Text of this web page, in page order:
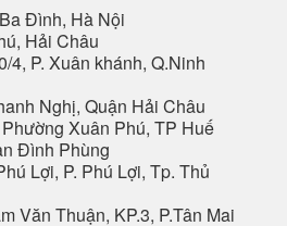
Đình, Hà Nội
Hải Châu
4, P. Xuân khánh, Q.Ninh
Nghị, Quận Hải Châu
Xuân Phú, TP Huế
Đình Phùng
Lợi, P. Phú Lợi, Tp. Thủ
Văn Thuận, KP.3, P.Tân Mai